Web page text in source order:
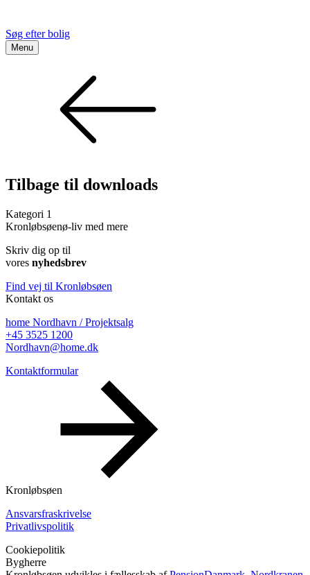
Søg efter bolig
Menu
Tilbage til downloads
Kategori 1
Kronløbsøenø-liv med mere
Skriv dig op til
vores nyhedsbrev
Find vej til Kronløbsøen
Kontakt os
home Nordhavn / Projektsalg
+45 3525 1200
Nordhavn@home.dk
Kontaktformular
Kronløbsøen
Ansvarsfraskrivelse
Privatlivspolitik
Cookiepolitik
Bygherre